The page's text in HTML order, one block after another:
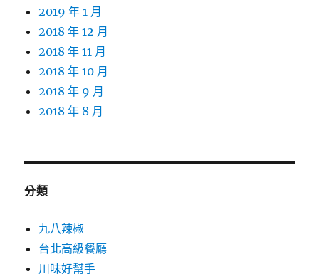
2019 年 1 月
2018 年 12 月
2018 年 11 月
2018 年 10 月
2018 年 9 月
2018 年 8 月
分類
九八辣椒
台北高級餐廳
川味好幫手